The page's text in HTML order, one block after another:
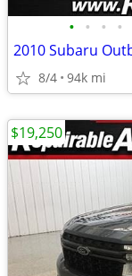
• • • •
2010 Subaru
8/4 94k mi
$19,250